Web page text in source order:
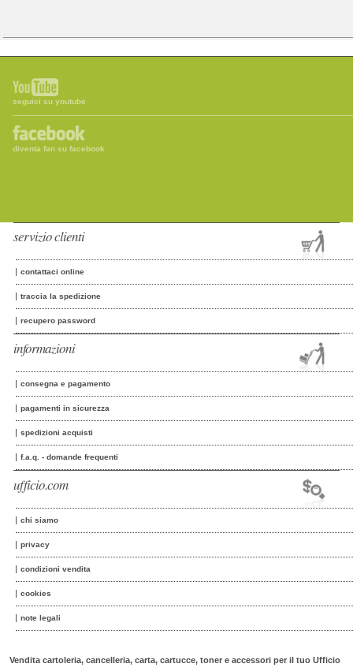
seguici su youtube
diventa fan su facebook
servizio clienti
contattaci online
traccia la spedizione
recupero password
informazioni
consegna e pagamento
pagamenti in sicurezza
spedizioni acquisti
f.a.q. - domande frequenti
ufficio.com
chi siamo
privacy
condizioni vendita
cookies
note legali
Vendita cartoleria, cancelleria, carta, cartucce, toner e accessori per il tuo Ufficio